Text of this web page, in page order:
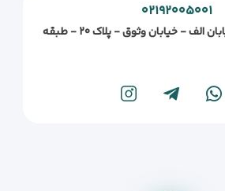
۰۲۱۹۲۰۰۵۰۰۱
تهران - زعفرانیه - خیابان الف - خیابان وثوق - پلاک ۲۰ - طبقه